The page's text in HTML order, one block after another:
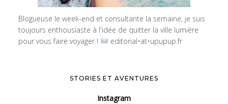
Blogueuse le week-end et consultante la semaine, je suis
toujours enthousiaste à l'idée de quitter la ville lumière
pour vous faire voyager !
editorial•at•upupup.fr
STORIES ET AVENTURES
Instagram